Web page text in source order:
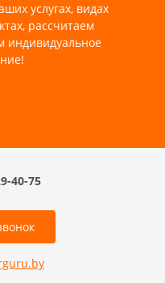
услугах, видах
рассчитаем
индивидуальное
40-75